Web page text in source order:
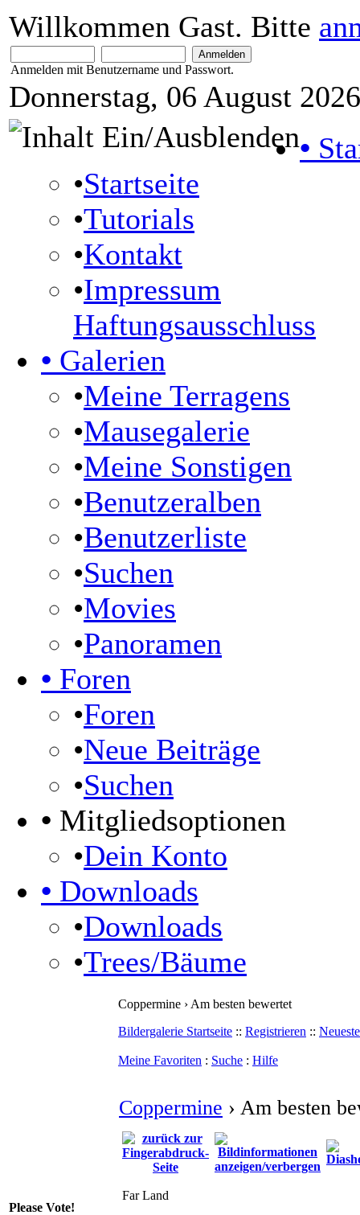
Willkommen Gast. Bitte
Anmelden mit Benutzername und Passwort.
Donnerstag, 06 August
•
•Startseite
•Tutorials
•Kontakt
•Impressum
Haftungsausschluss
• Galerien
•Meine Terragens
•Mausegalerie
•Meine Sonstigen
•Benutzeralben
•Benutzerliste
•Suchen
•Movies
•Panoramen
• Foren
•Foren
•Neue Beiträge
•Suchen
• Mitgliedsoptionen
•Dein Konto
• Downloads
•Downloads
•Trees/Bäume
Please Vote!
Coppermine › Am besten bewertet
Bildergalerie Startseite :: Registrieren ::
Meine Favoriten : Suche : Hilfe
Coppermine › Am besten
Far Land